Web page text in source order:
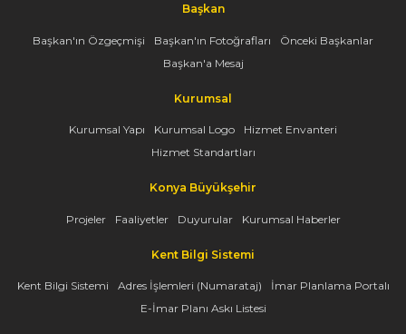
Başkan
Başkan'ın Özgeçmişi Başkan'ın Fotoğrafları
Önceki Başkanlar
Başkan'a Mesaj
Kurumsal
Kurumsal Yapı Kurumsal Logo
Hizmet Envanteri
Hizmet Standartları
Konya Büyükşehir
Projeler Faaliyetler Duyurular Kurumsal Haberler
Kent Bilgi Sistemi
Kent Bilgi Sistemi Adres İşlemleri (Numarataj)
İmar Planlama Portalı
E-İmar Planı Askı Listesi